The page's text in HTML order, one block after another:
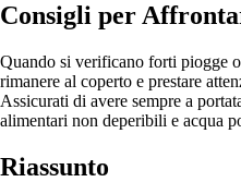
Consigli per
Quando si verificano forti piogge
rimanere al coperto e prestare
Assicurati di avere sempre a
alimentari non deperibili e acqua
Riassunto